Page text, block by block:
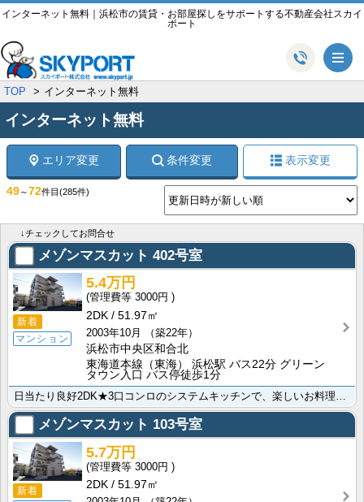
インターネット無料｜浜松市の賃貸・お部屋探しをサポートする不動産会社スカイ
ポート
TOP インターネット無料
インターネット無料
エリア変更 条件変更 表示変更
49～72件目 (285件)
↓チェックしてお問合せ
メゾンマスカット 402号室
新着
マンション
5.4万円
3000円
2DK
51.97㎡
2003年10月
（築22年）
浜松市中央区和合北
東海道本線（東海） 浜松駅 バス22分 グリーン
タウン入口 バス停徒歩1分
日当たり良好2DK★3口コンロのシステムキッチンで、楽しいお料理タイムを満喫しませんか？留守がちな方･･･
メゾンマスカット 103号室
新着
5.7万円
3000円
2DK
51.97㎡